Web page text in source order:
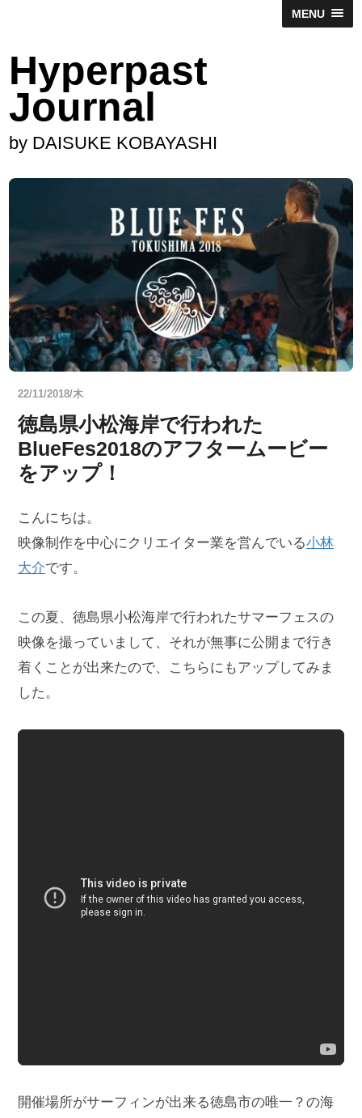
MENU
Hyperpast
Journal
by DAISUKE KOBAYASHI
22/11/2018/木
徳島県小松海岸で行われた
BlueFes2018のアフタームービー
をアップ！
こんにちは。
映像制作を中心にクリエイター業を営んでいる小林
大介です。
この夏、徳島県小松海岸で行われたサマーフェスの
映像を撮っていまして、それが無事に公開まで行き
着くことが出来たので、こちらにもアップしてみま
した。
開催場所がサーフィンが出来る徳島市の唯一？の海